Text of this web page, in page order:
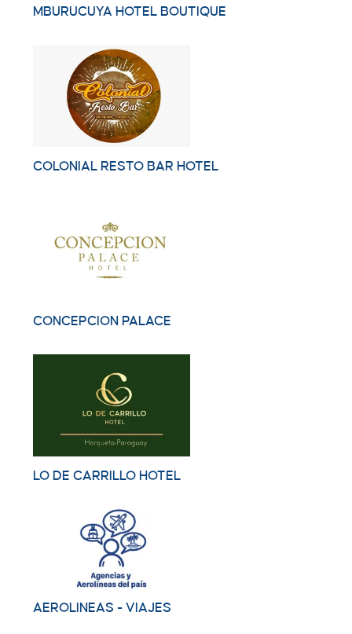
MBURUCUYA HOTEL BOUTIQUE
COLONIAL RESTO BAR HOTEL
CONCEPCION PALACE
LO DE CARRILLO HOTEL
AEROLINEAS - VIAJES